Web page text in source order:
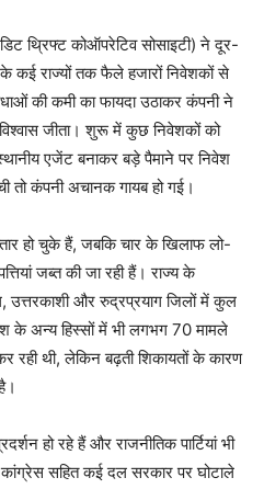
थ्रिफ्ट कोऑपरेटिव सोसाइटी) ने दूर-
कई राज्यों तक फैले हजारों निवेशकों से
की कमी का फायदा उठाकर कंपनी ने
जीता। शुरू में कुछ निवेशकों को
एजेंट बनाकर बड़े पैमाने पर निवेश
तो कंपनी अचानक गायब हो गई।
हो चुके हैं, जबकि चार के खिलाफ लो-
जब्त की जा रही हैं। राज्य के
उत्तरकाशी और रुद्रप्रयाग जिलों में कुल
के अन्य हिस्सों में भी लगभग 70 मामले
थी, लेकिन बढ़ती शिकायतों के कारण
हो रहे हैं और राजनीतिक पार्टियां भी
सहित कई दल सरकार पर घोटाले